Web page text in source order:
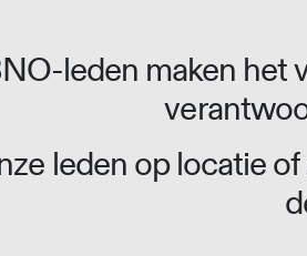
leden maken het
leden op locatie